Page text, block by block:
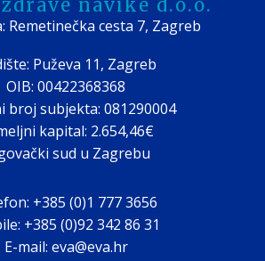
navike d.o.o.
Remetinečka cesta 7, Zagreb
Puževa 11, Zagreb
OIB: 00422368368
broj subjekta: 081290004
kapital: 2.654,46€
sud u Zagrebu
+385 (0)1 777 3656
+385 (0)92 342 86 31
E-mail: eva@eva.hr